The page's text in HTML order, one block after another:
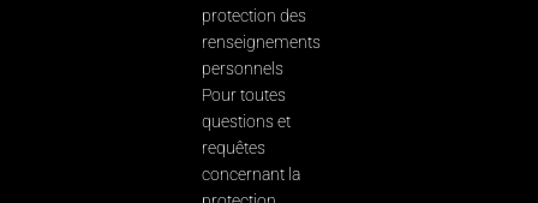
protection des
renseignements
personnels
Pour toutes
questions et
requêtes
concernant la